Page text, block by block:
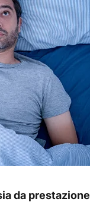
da prestazione